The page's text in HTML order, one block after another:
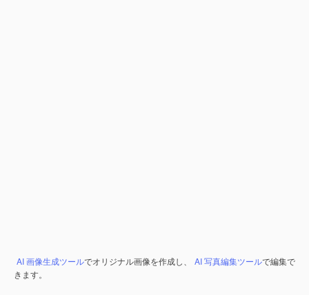
AI 画像生成ツールでオリジナル画像を作成し、 AI 写真編集ツールで編集で
きます。